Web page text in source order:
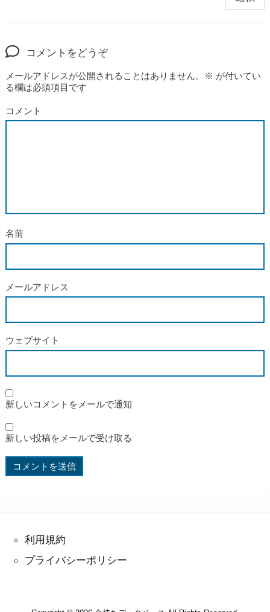
コメントをどうぞ
メールアドレスが公開されることはありません。 ※ が付いてい
る欄は必須項目です
コメント
名前
メールアドレス
ウェブサイト
新しいコメントをメールで通知
新しい投稿をメールで受け取る
利用規約
プライバシーポリシー